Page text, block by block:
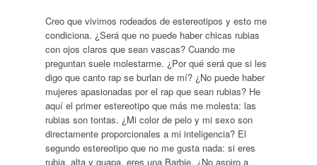
Creo que vivimos rodeados de estereotipos y esto me
condiciona. ¿Será que no puede haber chicas rubias
con ojos claros que sean vascas? Cuando me
preguntan suele molestarme. ¿Por qué será que si les
digo que canto rap se burlan de mí? ¿No puede haber
mujeres apasionadas por el rap que sean rubias? He
aquí el primer estereotipo que más me molesta: las
rubias son tontas. ¿Mi color de pelo y mi sexo son
directamente proporcionales a mi inteligencia? El
segundo estereotipo que no me gusta nada: si eres
rubia, alta y guapa, eres una Barbie. ¿No aspiro a